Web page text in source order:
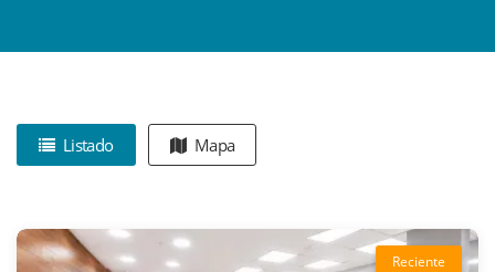
Listado Mapa
Reciente